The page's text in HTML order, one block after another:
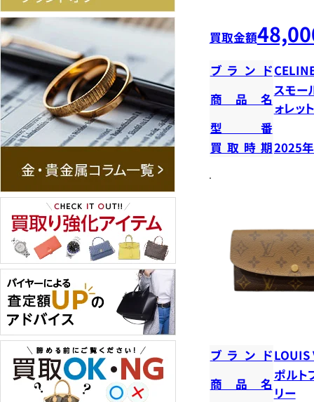
買取金額
ブランド
商品名
スモー
ォレッ
型番
買取時期2025
ブランドLOUIS
商品名
ポルト
リー